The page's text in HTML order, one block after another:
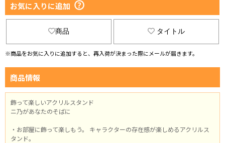
お気に入りに追加
商品 タイトル
※商品をお気に入りに追加すると、再入荷が決まった際にメールが届きます。
商品情報
飾って楽しいアクリルスタンド
ニ乃があなたのそばに
・お部屋に飾って楽しもう。 キャラクターの存在感が楽しめるアクリルス
タンド。